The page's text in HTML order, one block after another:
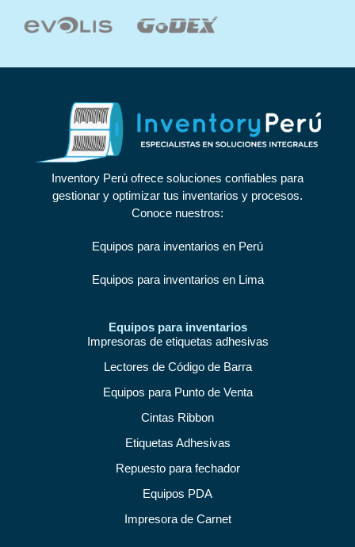
Inventory Perú ofrece soluciones confiables para
gestionar y optimizar tus inventarios y procesos.
Conoce nuestros:
Equipos para inventarios en Perú
Equipos para inventarios en Lima
Equipos para inventarios
Impresoras de etiquetas adhesivas
Lectores de Código de Barra
Equipos para Punto de Venta
Cintas Ribbon
Etiquetas Adhesivas
Repuesto para fechador
Equipos PDA
Impresora de Carnet